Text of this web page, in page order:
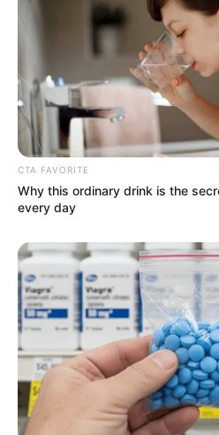
Szövetség etikai
így ők vizsgálják ki azokat.
nemcsak hazai szinten lett
a történteknek, hanem
figyelemmel kísérik az ügyet.
CTA FAVORITE
Why this ordinary drink is the
every day